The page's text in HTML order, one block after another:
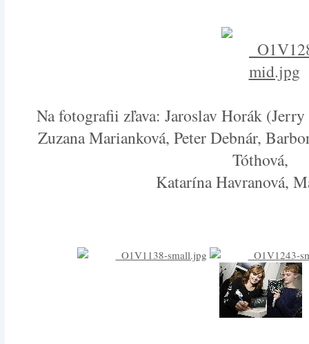
Na fotografii zľava: Jaroslav Horák
Zuzana Marianková, Peter Debnár,
Tóthová,
Katarína Havranová,